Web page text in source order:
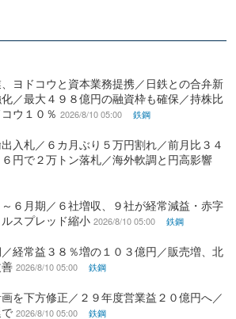
ヨドコウと資本業務提携／日鉄との合弁新
／最大４９８億円の融資枠も確保／持株比
ウ１０％ 2026/8/10 05:00 鉄鋼
入札／６カ月ぶり５万円割れ／前月比３４
円で２万トン落札／海外軟調と円高影響
６月期／６社増収、９社が経常減益・赤字
スプレッド縮小 2026/8/10 05:00 鉄鋼
経常益３８％増の１０３億円／販売増、北
2026/8/10 05:00 鉄鋼
を下方修正／２９年度営業益２０億円へ／
2026/8/10 05:00 鉄鋼